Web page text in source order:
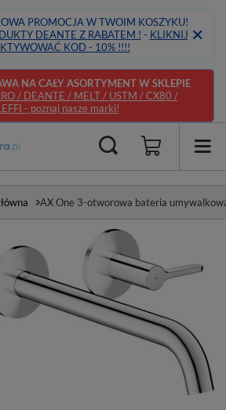
PROMOCJA W TWOIM KOSZYKU!
DEANTE Z RABATEM ! - KLIKNIJ
KOD - 10% !!!!
NA CAŁY ASORTYMENT W SKLEPIE
/ DEANTE / MELT / USTM / CX80 /
- poznaj nasze marki!
AX One 3-otworowa bateria